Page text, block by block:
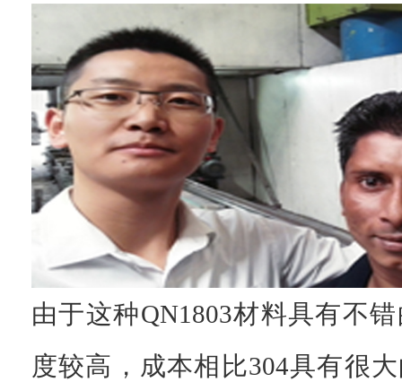
由于这种QN1803材料具有不
度较高，成本相比304具有很